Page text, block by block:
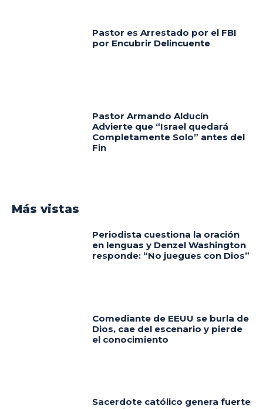
Pastor es Arrestado por el FBI
por Encubrir Delincuente
Pastor Armando Alducín
Advierte que “Israel quedará
Completamente Solo” antes del
Fin
Más vistas
Periodista cuestiona la oración
en lenguas y Denzel Washington
responde: “No juegues con Dios”
Comediante de EEUU se burla de
Dios, cae del escenario y pierde
el conocimiento
Sacerdote católico genera fuerte